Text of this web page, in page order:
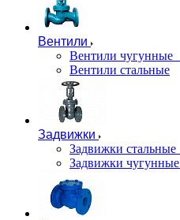
Вентили
Вентили чугунные
Вентили стальные
Задвижки
Задвижки стальные
Задвижки чугунные